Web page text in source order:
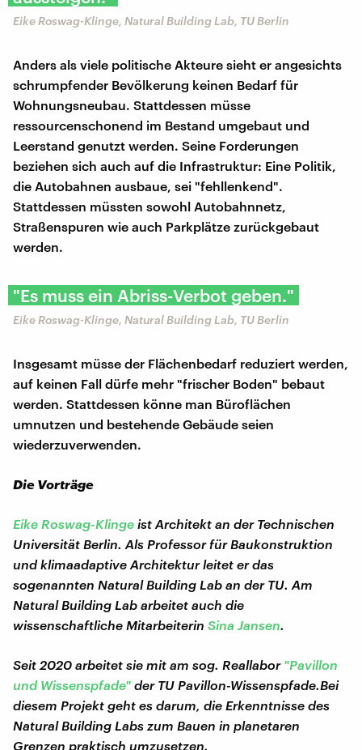
Eike Roswag-Klinge, Natural Building Lab, TU Berlin
Anders als viele politische Akteure sieht er angesichts
schrumpfender Bevölkerung keinen Bedarf für
Wohnungsneubau. Stattdessen müsse
ressourcenschonend im Bestand umgebaut und
Leerstand genutzt werden. Seine Forderungen
beziehen sich auch auf die Infrastruktur: Eine Politik,
die Autobahnen ausbaue, sei "fehllenkend".
Stattdessen müssten sowohl Autobahnnetz,
Straßenspuren wie auch Parkplätze zurückgebaut
werden.
"Es muss ein Abriss-Verbot geben."
Eike Roswag-Klinge, Natural Building Lab, TU Berlin
Insgesamt müsse der Flächenbedarf reduziert werden,
auf keinen Fall dürfe mehr "frischer Boden" bebaut
werden. Stattdessen könne man Büroflächen
umnutzen und bestehende Gebäude seien
wiederzuverwenden.
Die Vorträge
Eike Roswag-Klinge ist Architekt an der Technischen
Universität Berlin. Als Professor für Baukonstruktion
und klimaadaptive Architektur leitet er das
sogenannten Natural Building Lab an der TU. Am
Natural Building Lab arbeitet auch die
wissenschaftliche Mitarbeiterin Sina Jansen.
Seit 2020 arbeitet sie mit am sog. Reallabor "Pavillon
und Wissenspfade" der TU Pavillon-Wissenspfade.Bei
diesem Projekt geht es darum, die Erkenntnisse des
Natural Building Labs zum Bauen in planetaren
Grenzen praktisch umzusetzen.